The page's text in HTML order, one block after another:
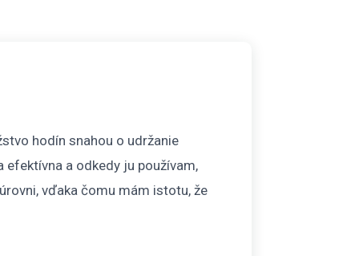
hodín snahou o udržanie
a odkedy ju používam,
vďaka čomu mám istotu, že